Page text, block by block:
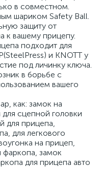
в совместном.
шариком Safety Ball.
защиту от
к вашему прицепу.
подходит для
и KNOTT у
под личинку ключа.
в борьбе с
вашего
как: замок на
сцепной головки
для прицепа,
для легкового
на прицеп,
фаркопа, замок
для прицепа авто